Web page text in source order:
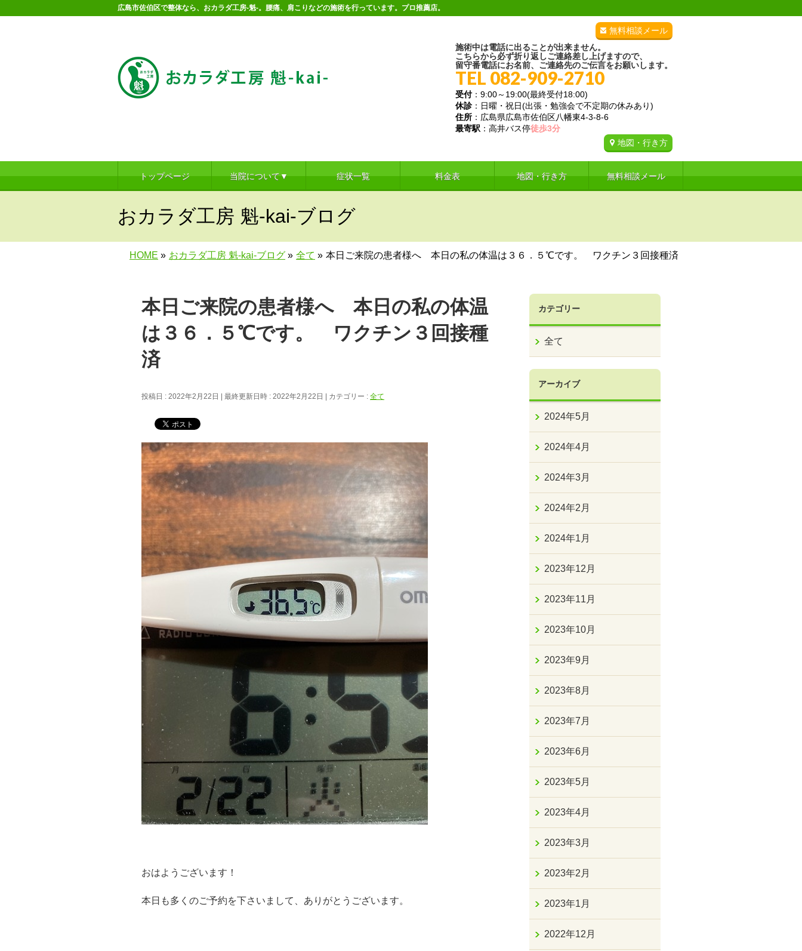
広島市佐伯区で整体なら、おカラダ工房-魁-。腰痛、肩こりなどの施術を行っています。プロ推薦店。
無料相談メール
施術中は電話に出ることが出来ません。
こちらから必ず折り返しご連絡差し上げますので、
留守番電話にお名前、ご連絡先のご伝言をお願いします。
TEL 082-909-2710
受付：9:00～19:00(最終受付18:00)
休診：日曜・祝日(出張・勉強会で不定期の休みあり)
住所 ：広島県広島市佐伯区八幡東4-3-8-6
最寄駅 ：高井バス停徒歩3分
地図・行き方
トップページ 当院について▼ 症状一覧 料金表 地図・行き方 無料相談メール
おカラダ工房 魁-kai-ブログ
HOME » おカラダ工房 魁-kai-ブログ » 全て » 本日ご来院の患者様へ 本日の私の体温は３６．５℃です。 ワクチン３回接種済
本日ご来院の患者様へ 本日の私の体温
は３６．５℃です。 ワクチン３回接種
済
投稿日 : 2022年2月22日 最終更新日時 : 2022年2月22日 カテゴリー : 全て
おはようございます！
本日も多くのご予約を下さいまして、ありがとうございます。
カテゴリー
全て
アーカイブ
2024年5月
2024年4月
2024年3月
2024年2月
2024年1月
2023年12月
2023年11月
2023年10月
2023年9月
2023年8月
2023年7月
2023年6月
2023年5月
2023年4月
2023年3月
2023年2月
2023年1月
2022年12月